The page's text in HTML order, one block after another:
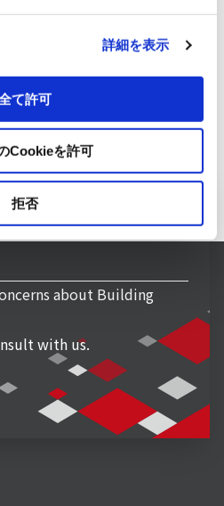
詳細を表示
て許可
Cookieを許可
拒否
Electronics
Systems
about Building
with us.